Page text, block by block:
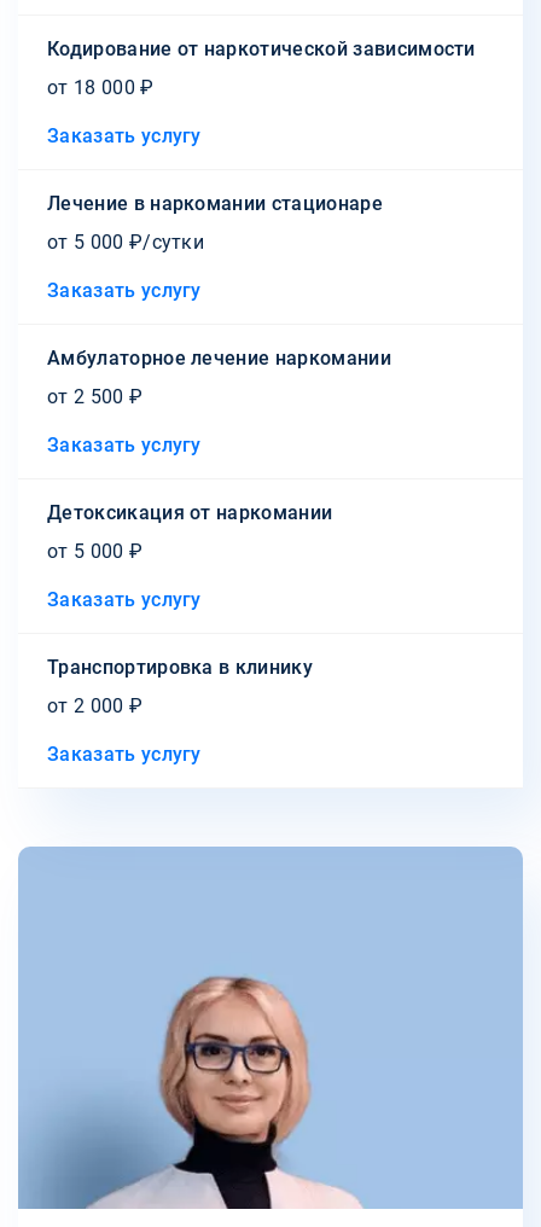
Кодирование от наркотической зависимости
от 18 000 ₽
Заказать услугу
Лечение в наркомании стационаре
от 5 000 ₽/сутки
Заказать услугу
Амбулаторное лечение наркомании
от 2 500 ₽
Заказать услугу
Детоксикация от наркомании
от 5 000 ₽
Заказать услугу
Транспортировка в клинику
от 2 000 ₽
Заказать услугу